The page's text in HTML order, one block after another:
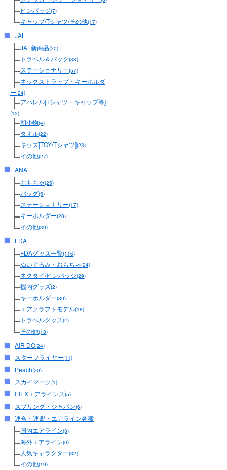
ピンバッジ(7)
キャップ/Tシャツ/その他(17)
JAL
JAL新商品(20)
トラベル＆バッグ(38)
ステーショナリー(57)
ネックストラップ・キーホルダ
ー(24)
アパレル[Tシャツ・キャップ等]
(12)
和小物(4)
タオル(22)
キッズ[TOY/Tシャツ](23)
その他(27)
ANA
おもちゃ(25)
バッグ(5)
ステーショナリー(17)
キーホルダー(28)
その他(39)
FDA
FDAグッズ一覧(116)
ぬいぐるみ・おもちゃ(24)
ネクタイ/ピンバッジ(29)
機内グッズ(2)
キーホルダー(39)
エアクラフトモデル(18)
トラベルグッズ(4)
その他(18)
AIR DO(24)
スターフライヤー(11)
Peach(20)
スカイマーク(1)
IBEXエアラインズ(5)
スプリング・ジャパン(6)
連合・連盟・エアライン各種
国内エアライン(3)
海外エアライン(0)
人気キャラクター(32)
その他(19)